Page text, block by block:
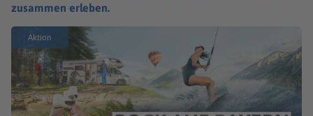
zusammen erleben.
Aktion